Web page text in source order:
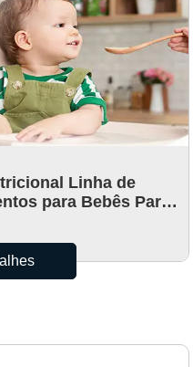
Linha de
para Bebês Para